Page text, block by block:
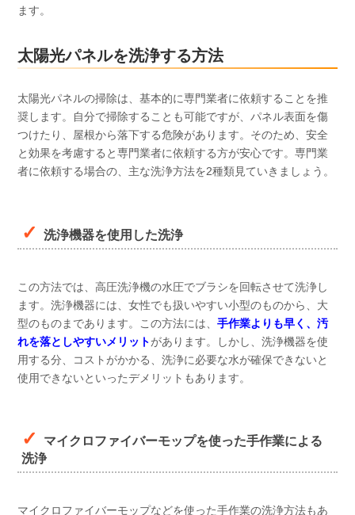
ます。
太陽光パネルを洗浄する方法
太陽光パネルの掃除は、基本的に専門業者に依頼することを推
奨します。自分で掃除することも可能ですが、パネル表面を傷
つけたり、屋根から落下する危険があります。そのため、安全
と効果を考慮すると専門業者に依頼する方が安心です。専門業
者に依頼する場合の、主な洗浄方法を2種類見ていきましょう。
洗浄機器を使用した洗浄
この方法では、高圧洗浄機の水圧でブラシを回転させて洗浄し
ます。洗浄機器には、女性でも扱いやすい小型のものから、大
型のものまであります。この方法には、 手作業よりも早く、汚
れを落としやすいメリットがあります。しかし、洗浄機器を使
用する分、コストがかかる、洗浄に必要な水が確保できないと
使用できないといったデメリットもあります。
マイクロファイバーモップを使った手作業による
洗浄
マイクロファイバーモップなどを使った手作業の洗浄方法もあ